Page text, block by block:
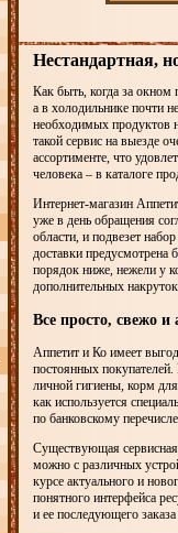
Нестандартная,
Как быть, когда за окном
а в холодильнике почти
необходимых продуктов
такой сервис на выезде
ассортименте, что
человека – в каталоге
Интернет-магазин
уже в день обращения
области, и подвезет
доставки предусмотрена
порядок ниже, нежели у
дополнительных
Все просто, свежо и
Аппетит и Ко имеет
постоянных
личной гигиены, корм
как используется
по банковскому
Существующая сервисная
можно с различных
курсе актуального и
понятного интерфейса
и ее последующего